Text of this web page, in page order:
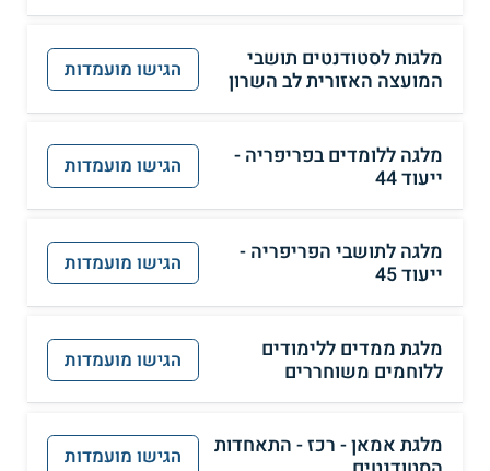
מלגות לסטודנטים תושבי
המועצה האזורית לב השרון
הגישו מועמדות
מלגה ללומדים בפריפריה -
ייעוד 44
הגישו מועמדות
מלגה לתושבי הפריפריה -
ייעוד 45
הגישו מועמדות
מלגת ממדים ללימודים
ללוחמים משוחררים
הגישו מועמדות
מלגת אמאן - רכז - התאחדות
הגישו מועמדות